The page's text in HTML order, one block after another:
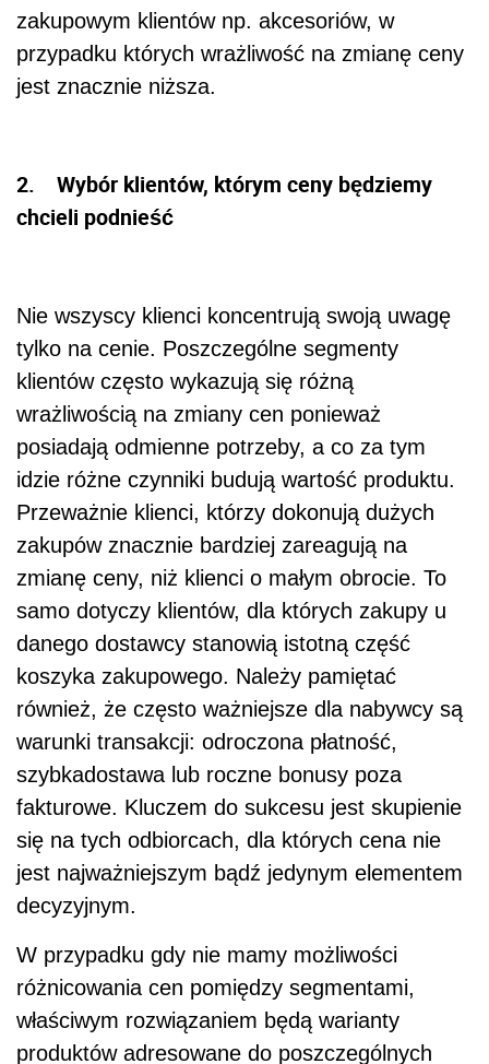
zakupowym klientów np. akcesoriów, w
przypadku których wrażliwość na zmianę ceny
jest znacznie niższa.
2. Wybór klientów, którym ceny będziemy
chcieli podnieść
Nie wszyscy klienci koncentrują swoją uwagę
tylko na cenie. Poszczególne segmenty
klientów często wykazują się różną
wrażliwością na zmiany cen ponieważ
posiadają odmienne potrzeby, a co za tym
idzie różne czynniki budują wartość produktu.
Przeważnie klienci, którzy dokonują dużych
zakupów znacznie bardziej zareagują na
zmianę ceny, niż klienci o małym obrocie. To
samo dotyczy klientów, dla których zakupy u
danego dostawcy stanowią istotną część
koszyka zakupowego. Należy pamiętać
również, że często ważniejsze dla nabywcy są
warunki transakcji: odroczona płatność,
szybkadostawa lub roczne bonusy poza
fakturowe. Kluczem do sukcesu jest skupienie
się na tych odbiorcach, dla których cena nie
jest najważniejszym bądź jedynym elementem
decyzyjnym.
W przypadku gdy nie mamy możliwości
różnicowania cen pomiędzy segmentami,
właściwym rozwiązaniem będą warianty
produktów adresowane do poszczególnych